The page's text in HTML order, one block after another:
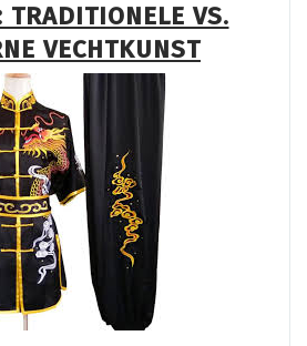
TRADITIONELE VS.
VECHTKUNST